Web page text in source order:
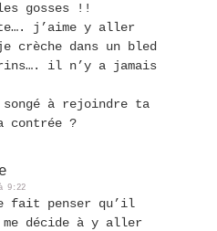
gosses !!
j’aime y aller
crèche dans un bled
il n’y a jamais
songé à rejoindre ta
contrée ?
9:22
fait penser qu’il
décide à y aller